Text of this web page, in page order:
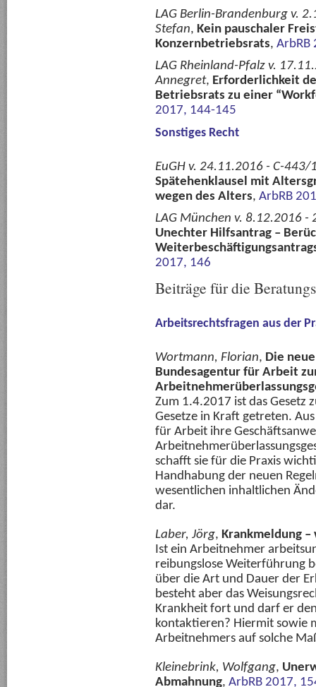
LAG Berlin-Brandenburg v.
Stefan, Kein pauschaler
Konzernbetriebsrats, ArbRB
LAG Rheinland-Pfalz v.
Annegret, Erforderlichkeit
Betriebsrats zu einer
2017, 144-145
Sonstiges Recht
EuGH v. 24.11.2016 - C-
Spätehenklausel mit
wegen des Alters, ArbRB
LAG München v. 8.12.2016 -
Unechter Hilfsantrag –
2017, 146
Beiträge für die
Arbeitsrechtsfragen aus der
Wortmann, Florian, Die
Bundesagentur für Arbeit
Zum 1.4.2017 ist das Gesetz
Gesetze in Kraft getreten.
für Arbeit ihre
schafft sie für die Praxis
Handhabung der neuen
wesentlichen inhaltlichen
dar.
Laber, Jörg, Krankmeldung –
Ist ein Arbeitnehmer
reibungslose Weiterführung
über die Art und Dauer der
besteht aber das
Krankheit fort und darf er
kontaktieren? Hiermit sowie
Arbeitnehmers auf solche
Kleinebrink, Wolfgang,
Abmahnung, ArbRB 2017,